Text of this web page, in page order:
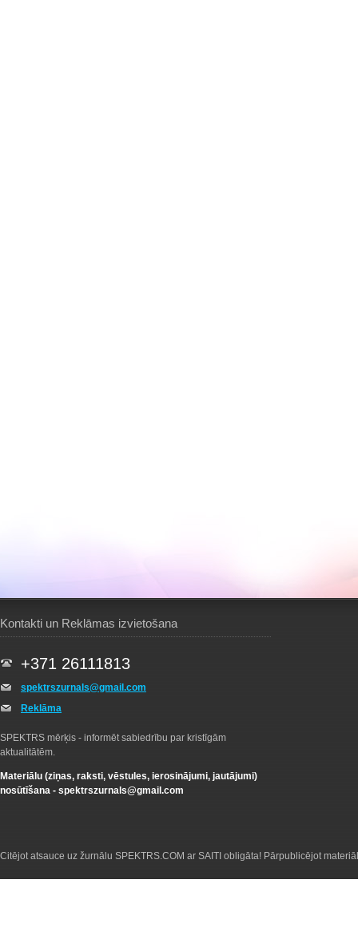
Kontakti un Reklāmas izvietošana
+371 26111813
spektrszurnals@gmail.com
Reklāma
SPEKTRS mērķis - informēt sabiedrību par kristīgām
aktualitātēm.
Materiālu (ziņas, raksti, vēstules, ierosinājumi, jautājumi)
nosūtīšana - spektrszurnals@gmail.com
Citējot atsauce uz žurnālu SPEKTRS.COM ar SAITI obligāta! Pārpublicējot